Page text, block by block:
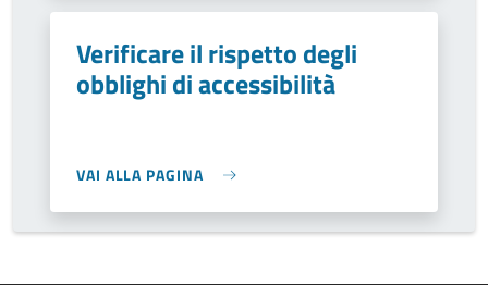
Verificare il rispetto degli
obblighi di accessibilità
VAI ALLA PAGINA